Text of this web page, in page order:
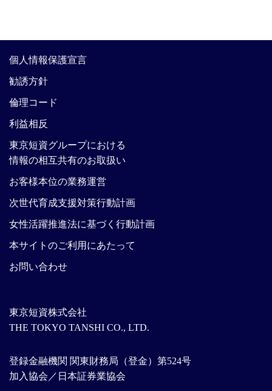
東京短資株式会社
THE TOKYO TANSHI CO., LTD.
登録金融機関 関東財務局（登金）第524号
加入協会／日本証券業協会
個人情報保護宣言
勧誘方針
倫理コード
利益相反
東京短資グループにおける
情報の相互共有のお取扱い
お客様本位の業務運営
次世代育成支援対策行動計画
女性活躍推進法に基づく行動計画
本サイトのご利用にあたって
お問い合わせ